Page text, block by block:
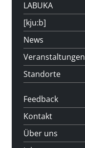
LABUKA
[kju:b]
News
Veranstaltungen
Standorte
Feedback
Kontakt
Über uns